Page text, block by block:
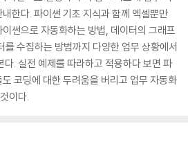
한다. 파이썬 기초 지식과 함께 엑셀뿐만
썬으로 자동화하는 방법, 데이터의 그래프
수집하는 방법까지 다양한 업무 상황에서
. 실전 예제를 따라하고 적용하다 보면 파
코딩에 대한 두려움을 버리고 업무 자동화
이다.